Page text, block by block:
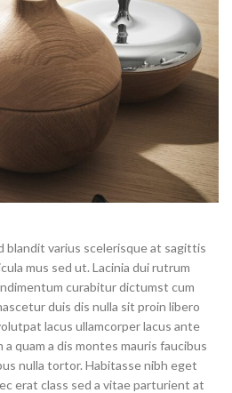
blandit varius scelerisque at sagittis
mus sed ut. Lacinia dui rutrum
curabitur dictumst cum
duis dis nulla sit proin libero
lacus ullamcorper lacus ante
quam a dis montes mauris faucibus
nulla tortor. Habitasse nibh eget
erat class sed a vitae parturient at